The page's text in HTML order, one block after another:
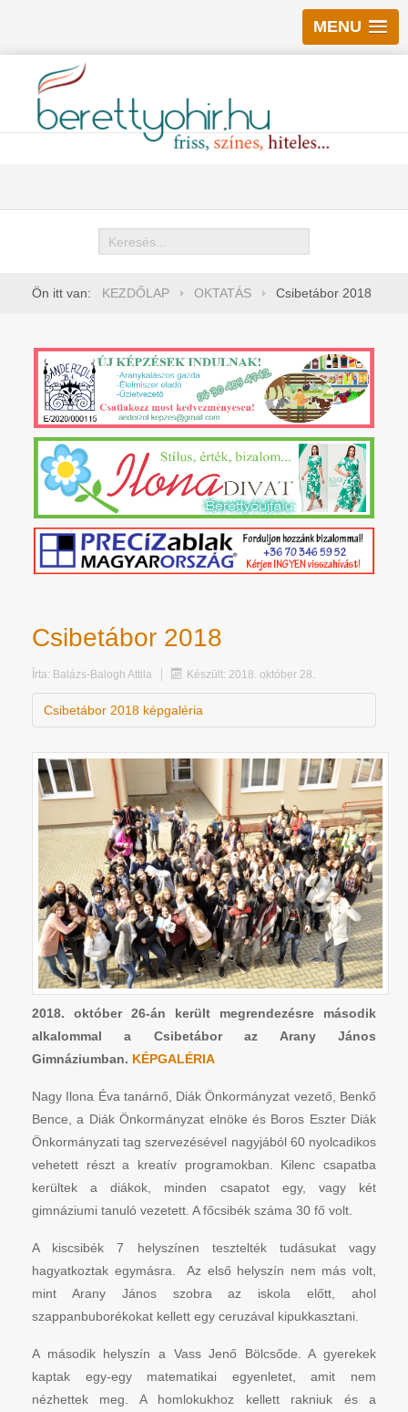
MENU
Keresés
Ön itt van: KEZDŐLAP OKTATÁS Csibetábor 2018
Csibetábor 2018
Írta: Balázs-Balogh Attila Készült: 2018. október 28.
Csibetábor 2018 képgaléria
2018. október 26-án került megrendezésre második
alkalommal a Csibetábor az Arany János
Gimnáziumban. KÉPGALÉRIA
Nagy Ilona Éva tanárnő, Diák Önkormányzat vezető, Benkő
Bence, a Diák Önkormányzat elnöke és Boros Eszter Diák
Önkormányzati tag szervezésével nagyjából 60 nyolcadikos
vehetett részt a kreatív programokban. Kilenc csapatba
kerültek a diákok, minden csapatot egy, vagy két
gimnáziumi tanuló vezetett. A főcsibék száma 30 fő volt.
A kiscsibék 7 helyszínen tesztelték tudásukat vagy
hagyatkoztak egymásra. Az első helyszín nem más volt,
mint Arany János szobra az iskola előtt, ahol
szappanbuborékokat kellett egy ceruzával kipukkasztani.
A második helyszín a Vass Jenő Bölcsőde. A gyerekek
kaptak egy-egy matematikai egyenletet, amit nem
nézhettek meg. A homlokukhoz kellett rakniuk és a